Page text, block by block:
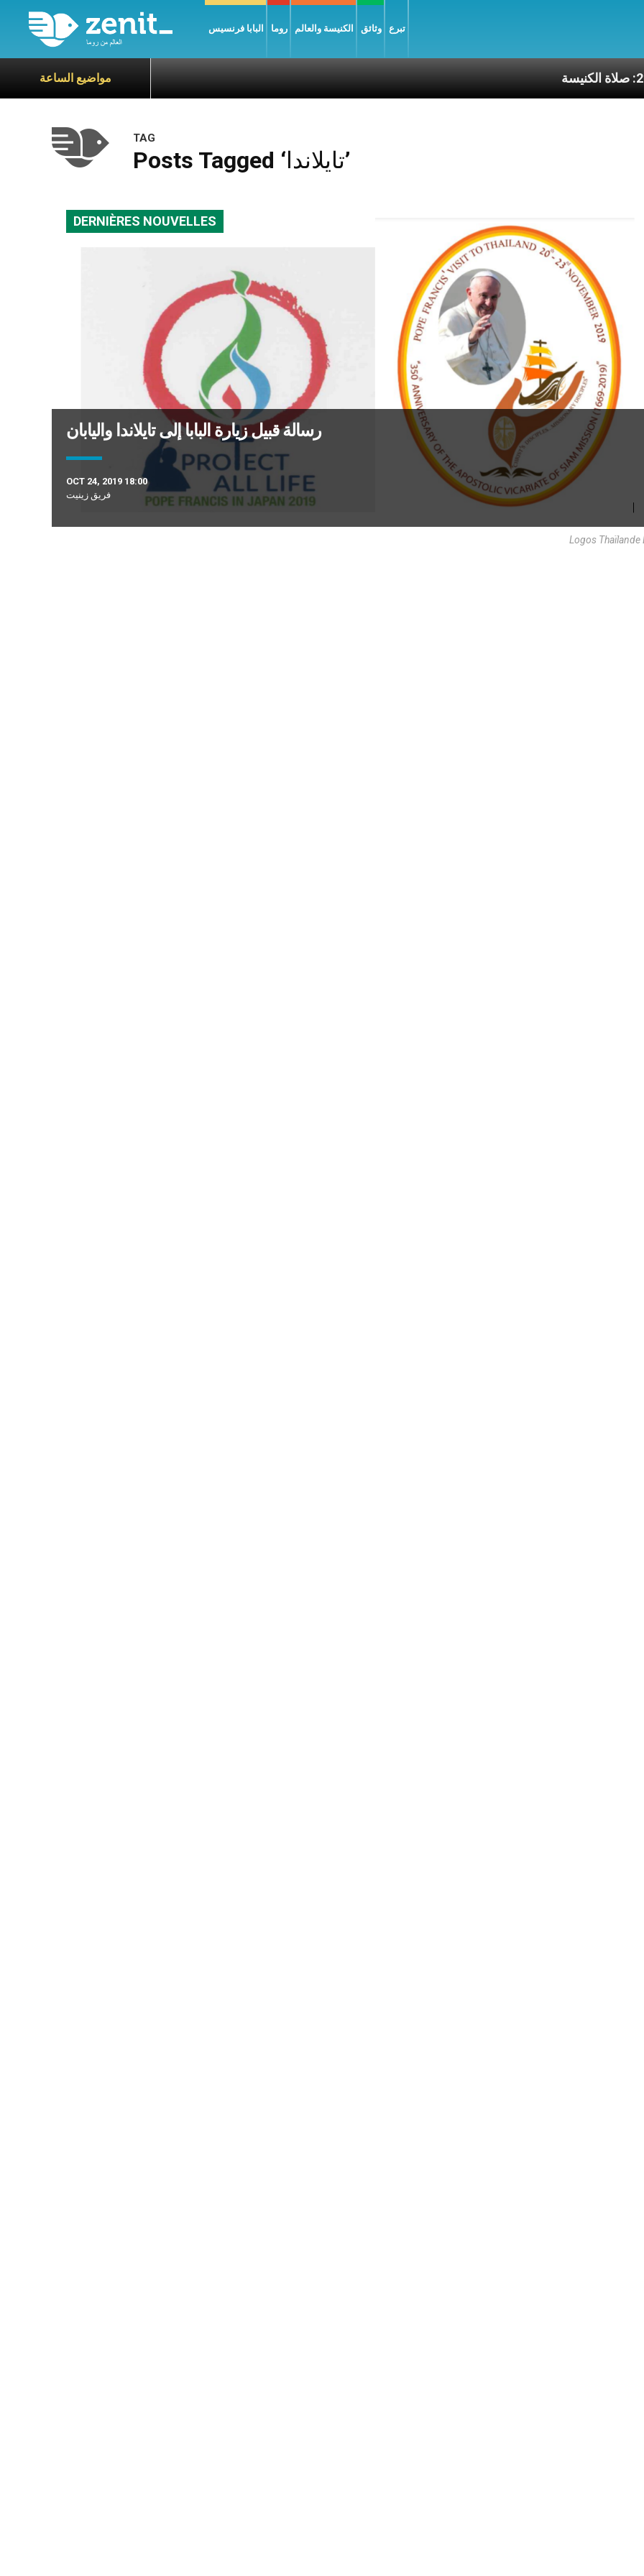
البابا فرنسيس روما الكنيسة والعالم وثائق تبرع
مواضيع الساعة
TAG
Posts Tagged ‘تايلاندا’
DERNIÈRES NOUVELLES
رسالة قبيل زيارة البابا إلى تايلاندا واليابان
OCT 24, 2019 18:00
فريق زينيت
Logos Thaïlande